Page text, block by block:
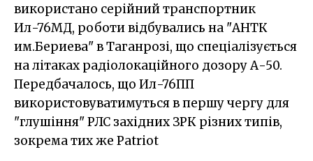
використано серійний транспортник
Ил-76МД, роботи відбувались на "АНТК
им.Бериева" в Таганрозі, що спеціалізується
на літаках радіолокаційного дозору А-50.
Передбачалось, що Ил-76ПП
використовуватимуться в першу чергу для
"глушіння" РЛС західних ЗРК різних типів,
зокрема тих же Patriot